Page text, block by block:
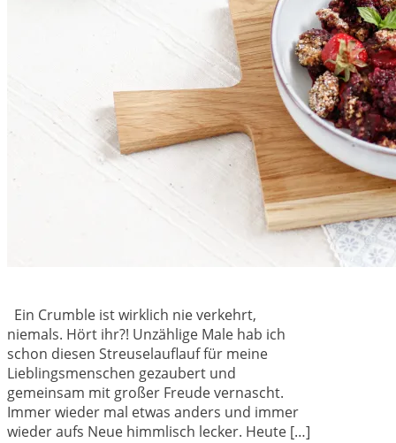
Ein Crumble ist wirklich nie verkehrt,
niemals. Hört ihr?! Unzählige Male hab ich
schon diesen Streuselauflauf für meine
Lieblingsmenschen gezaubert und
gemeinsam mit großer Freude vernascht.
Immer wieder mal etwas anders und immer
wieder aufs Neue himmlisch lecker. Heute […]